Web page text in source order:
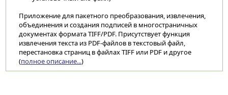
Приложение для пакетного преобразования, извлечения,
объединения и создания подписей в многостраничных
документах формата TIFF/PDF. Присутствует функция
извлечения текста из PDF-файлов в текстовый файл,
перестановка страниц в файлах TIFF или PDF и другое
(полное описание...)